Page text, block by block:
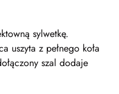
sylwetkę.
uszyta z pełnego koła
szal dodaje